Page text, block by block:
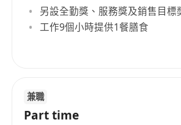
另設全勤獎、服務獎及銷售目標
工作9個小時提供1餐膳食
兼職
Part time